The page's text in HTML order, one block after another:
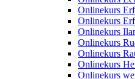
Onlinekurs
Onlinekurs
Onlinekurs
Onlinekurs
Onlinekurs
Onlinekurs
Onlinekurs